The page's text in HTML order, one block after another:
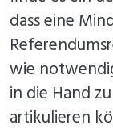
dass eine
wie
in die Hand
artikulieren